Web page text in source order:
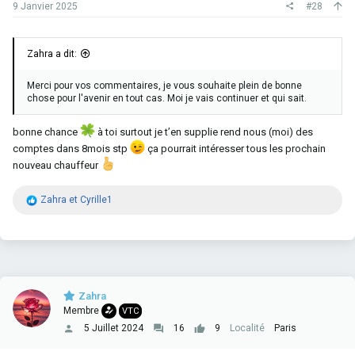
fort que nous !!
Formation à 20€ ont et tous capable de le faire à l’époque c’était
1600 environ et deux mois il fallait avoir un vrai projet et pas juste
cliquer les anciens je suis désoler mais ont et dans la m..... avec
c’est gens là !
Messages Fusionnés
9 Janvier 2025 #28
Zahra a dit:
Merci pour vos commentaires, je vous souhaite plein de bonne
chose pour l'avenir en tout cas. Moi je vais continuer et qui sait.
bonne chance
à toi surtout je t’en supplie rend nous (moi) des
comptes dans 8mois stp
ça pourrait intéresser tous les prochain
nouveau chauffeur
R
s
:
Zahra et Cyrille1
Zahra
Membre VTC
5 Juillet 2024 16 9 Localité Paris